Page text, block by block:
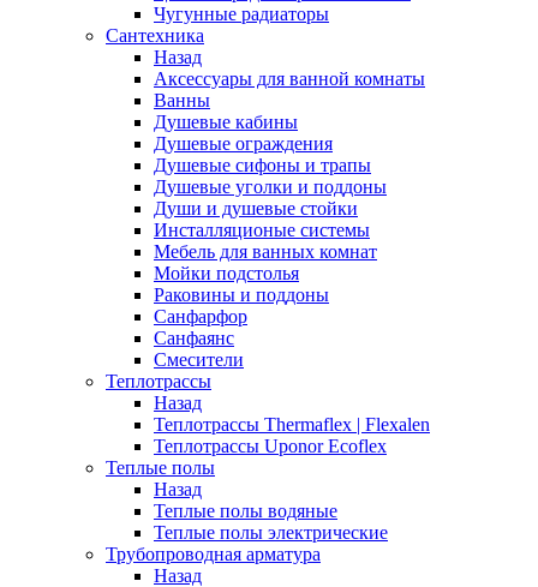
Чугунные радиаторы
Сантехника
Назад
Аксессуары для ванной комнаты
Ванны
Душевые кабины
Душевые ограждения
Душевые сифоны и трапы
Душевые уголки и поддоны
Души и душевые стойки
Инсталляционые системы
Мебель для ванных комнат
Мойки подстолья
Раковины и поддоны
Санфарфор
Санфаянс
Смесители
Теплотрассы
Назад
Теплотрассы Thermaflex | Flexalen
Теплотрассы Uponor Ecoflex
Теплые полы
Назад
Теплые полы водяные
Теплые полы электрические
Трубопроводная арматура
Назад